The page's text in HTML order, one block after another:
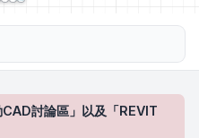
討論區」以及「REVIT